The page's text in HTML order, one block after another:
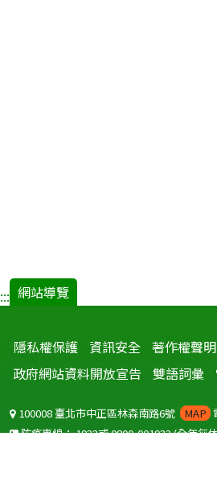
::: 網站導覽
隱私權保護 資訊安全 著作權聲明
政府網站資料開放宣告
雙語詞彙
100008 臺北市中正區林森南路6號 MAP
防疫專線：1922或0800-001922(全年無